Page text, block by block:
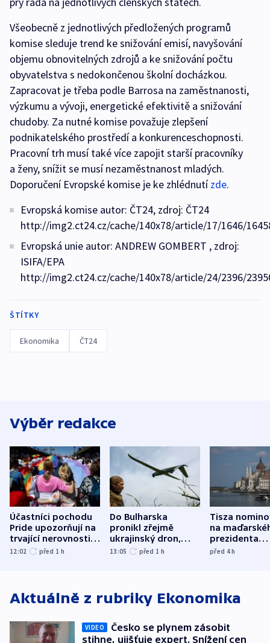
Všeobecně z jednotlivých předložených programů
komise sleduje trend ke snižování emisí, navyšování
objemu obnovitelných zdrojů a ke snižování počtu
obyvatelstva s nedokončenou školní docházkou.
Zapracovat je třeba podle Barrosa na zaměstnanosti,
výzkumu a vývoji, energetické efektivitě a snižování
chudoby. Za nutné komise považuje zlepšení
podnikatelského prostředí a konkurenceschopnosti.
Pracovní trh musí také více zapojit starší pracovníky
a ženy, snížit se musí nezaměstnanost mladých.
Doporučení Evropské komise je ke zhlédnutízde.
Evropská komise autor: ČT24, zdroj: ČT24
http://img2.ct24.cz/cache/140x78/article/17/1646/
Evropská unie autor: ANDREW GOMBERT , zdroj:
ISIFA/EPA
http://img2.ct24.cz/cache/140x78/article/24/2396/
ŠTÍTKY
Ekonomika ČT24
Výběr redakce
Účastníci pochodu
Pride upozorňují na
trvající nerovnosti i
společenskou
12:02 před 1 h
Do Bulharska
pronikl zřejmě
ukrajinský dron,
explodoval kilometr
13:05 před 1 h
Tisza
na
prezidenta
bývalého
před 4h
Aktuálně z rubriky Ekonomika
VIDEO
Česko se plynem zásobit
stihne, ujišťuje expert. Snížení cen